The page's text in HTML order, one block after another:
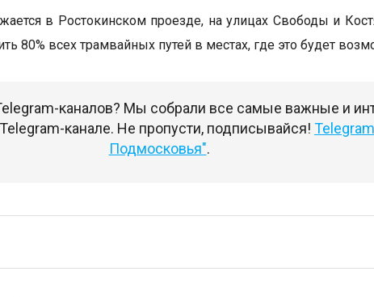
в Ростокинском проезде, на улицах Свободы и
80% всех трамвайных путей в местах, где это будет
каналов? Мы собрали все самые важные и
канале. Не пропусти, подписывайся!
Подмосковья".